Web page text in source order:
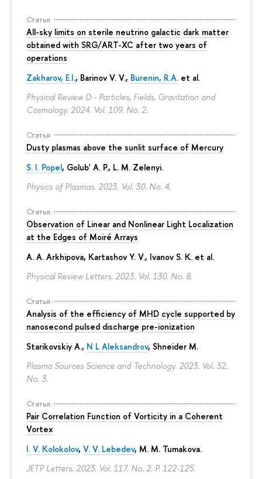
Статья
All-sky limits on sterile neutrino galactic dark matter
obtained with SRG/ART-XC after two years of
operations
Zakharov, E.I., Barinov V. V., Burenin, R.A. et al.
Physical Review D - Particles, Fields, Gravitation and
Cosmology. 2024. Vol. 109. No. 2.
Статья
Dusty plasmas above the sunlit surface of Mercury
S. I. Popel, Golub' A. P., L. M. Zelenyi.
Physics of Plasmas. 2023. Vol. 30. No. 4.
Статья
Observation of Linear and Nonlinear Light Localization
at the Edges of Moiré Arrays
A. A. Arkhipova, Kartashov Y. V., Ivanov S. K. et al.
Physical Review Letters. 2023. Vol. 130. No. 8.
Статья
Analysis of the efficiency of MHD cycle supported by
nanosecond pulsed discharge pre-ionization
Starikovskiy A., N L Aleksandrov, Shneider M.
Plasma Sources Science and Technology. 2023. Vol. 32.
No. 3.
Статья
Pair Correlation Function of Vorticity in a Coherent
Vortex
I. V. Kolokolov, V. V. Lebedev, M. M. Tumakova.
JETP Letters. 2023. Vol. 117. No. 2. P. 122-125.